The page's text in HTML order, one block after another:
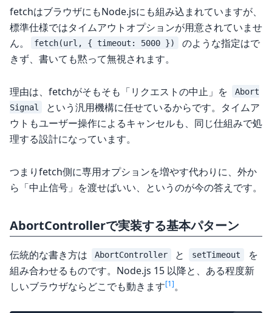
fetchはブラウザにもNode.jsにも組み込まれていますが、
標準仕様ではタイムアウトオプションが用意されていませ
ん。
fetch(url, { timeout: 5000 })
のような指定はで
きず、書いても黙って無視されます。
理由は、fetchがそもそも「リクエストの中止」を
Abort
Signal
という汎用機構に任せているからです。タイムア
ウトもユーザー操作によるキャンセルも、同じ仕組みで処
理する設計になっています。
つまりfetch側に専用オプションを増やす代わりに、外か
ら「中止信号」を渡せばいい、というのが今の答えです。
AbortControllerで実装する基本パターン
伝統的な書き方は AbortController と setTimeout
を
組み合わせるものです。Node.js 15 以降と、ある程度新
しいブラウザならどこでも動きます[1]。